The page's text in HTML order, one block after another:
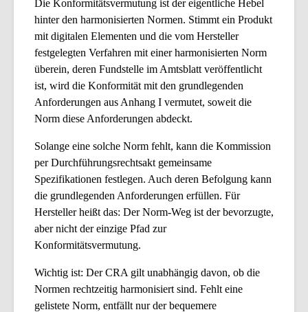
Die Konformitätsvermutung ist der eigentliche Hebel
hinter den harmonisierten Normen. Stimmt ein Produkt
mit digitalen Elementen und die vom Hersteller
festgelegten Verfahren mit einer harmonisierten Norm
überein, deren Fundstelle im Amtsblatt veröffentlicht
ist, wird die Konformität mit den grundlegenden
Anforderungen aus Anhang I vermutet, soweit die
Norm diese Anforderungen abdeckt.
Solange eine solche Norm fehlt, kann die Kommission
per Durchführungsrechtsakt gemeinsame
Spezifikationen festlegen. Auch deren Befolgung kann
die grundlegenden Anforderungen erfüllen. Für
Hersteller heißt das: Der Norm-Weg ist der bevorzugte,
aber nicht der einzige Pfad zur
Konformitätsvermutung.
Wichtig ist: Der CRA gilt unabhängig davon, ob die
Normen rechtzeitig harmonisiert sind. Fehlt eine
gelistete Norm, entfällt nur der bequemere